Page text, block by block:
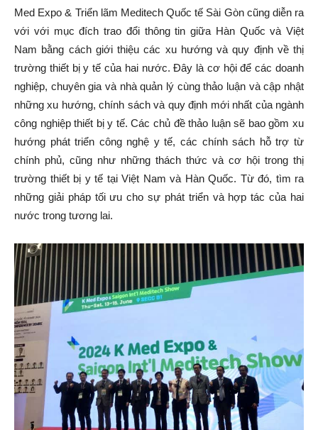
Med Expo & Triển lãm Meditech Quốc tế Sài Gòn cũng diễn ra
với với mục đích trao đổi thông tin giữa Hàn Quốc và Việt
Nam bằng cách giới thiệu các xu hướng và quy định về thị
trường thiết bị y tế của hai nước. Đây là cơ hội để các doanh
nghiệp, chuyên gia và nhà quản lý cùng thảo luận và cập nhật
những xu hướng, chính sách và quy định mới nhất của ngành
công nghiệp thiết bị y tế. Các chủ đề thảo luận sẽ bao gồm xu
hướng phát triển công nghệ y tế, các chính sách hỗ trợ từ
chính phủ, cũng như những thách thức và cơ hội trong thị
trường thiết bị y tế tại Việt Nam và Hàn Quốc. Từ đó, tìm ra
những giải pháp tối ưu cho sự phát triển và hợp tác của hai
nước trong tương lai.